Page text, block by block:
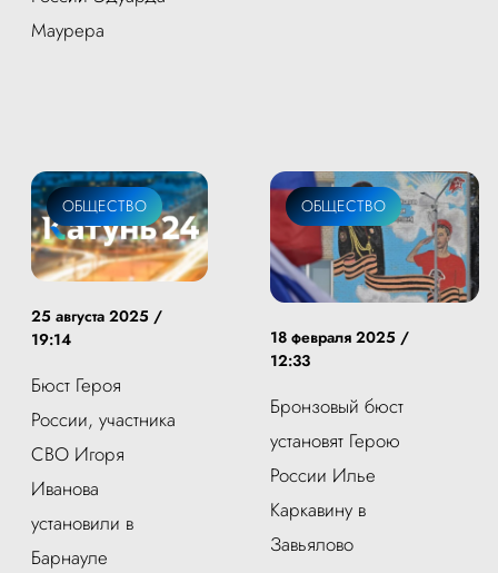
Маурера
ОБЩЕСТВО
25 августа 2025 /
19:14
Бюст Героя
России, участника
СВО Игоря
Иванова
установили в
Барнауле
ОБЩЕСТВО
18 февраля 2025 /
12:33
Бронзовый бюст
установят Герою
России Илье
Каркавину в
Завьялово